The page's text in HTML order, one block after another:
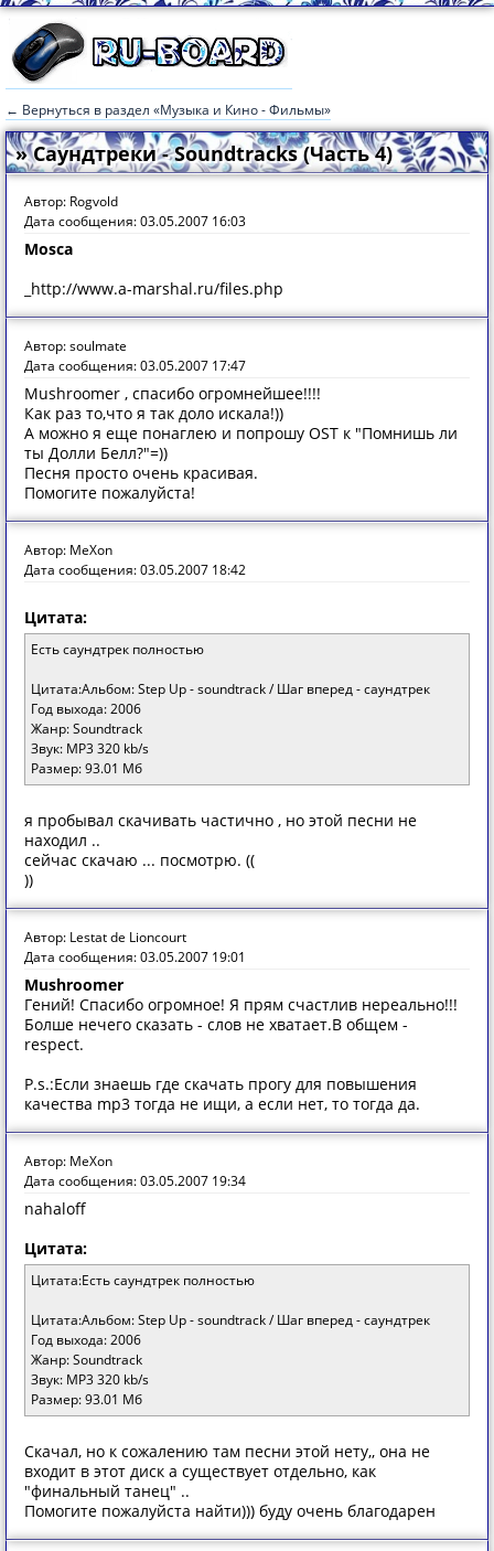
← Вернуться в раздел «Музыка и Кино - Фильмы»
» Саундтреки - Soundtracks (Часть 4)
Автор: Rogvold
Дата сообщения: 03.05.2007 16:03
Mosca
_http://www.a-marshal.ru/files.php
Автор: soulmate
Дата сообщения: 03.05.2007 17:47
Mushroomer , спасибо огромнейшее!!!!
Как раз то,что я так доло искала!))
А можно я еще понаглею и попрошу OST к "Помнишь ли
ты Долли Белл?"=))
Песня просто очень красивая.
Помогите пожалуйста!
Автор: MeXon
Дата сообщения: 03.05.2007 18:42
Цитата:
Есть саундтрек полностью
Цитата:Альбом: Step Up - soundtrack / Шаг вперед - саундтрек
Год выхода: 2006
Жанр: Soundtrack
Звук: MP3 320 kb/s
Размер: 93.01 Мб
я пробывал скачивать частично , но этой песни не
находил ..
сейчас скачаю ... посмотрю. ((
))
Автор: Lestat de Lioncourt
Дата сообщения: 03.05.2007 19:01
Mushroomer
Гений! Спасибо огромное! Я прям счастлив нереально!!!
Болше нечего сказать - слов не хватает.В общем -
respect.
P.s.:Если знаешь где скачать прогу для повышения
качества mp3 тогда не ищи, а если нет, то тогда да.
Автор: MeXon
Дата сообщения: 03.05.2007 19:34
nahaloff
Цитата:
Цитата:Есть саундтрек полностью
Цитата:Альбом: Step Up - soundtrack / Шаг вперед - саундтрек
Год выхода: 2006
Жанр: Soundtrack
Звук: MP3 320 kb/s
Размер: 93.01 Мб
Скачал, но к сожалению там песни этой нету,, она не
входит в этот диск а существует отдельно, как
"финальный танец" ..
Помогите пожалуйста найти))) буду очень благодарен